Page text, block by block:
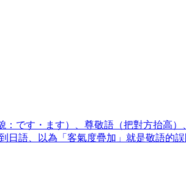
です・ます）、尊敬語（把對方抬高
語、以為「客氣度疊加」就是敬語的誤